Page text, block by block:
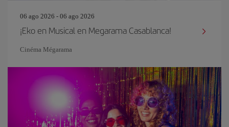
06 ago 2026 - 06 ago 2026
¡Eko en Musical en Megarama Casablanca!
Cinéma Mégarama